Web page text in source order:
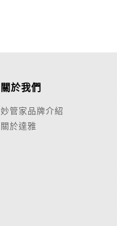
關於我們
妙管家品牌介紹
關於達雅